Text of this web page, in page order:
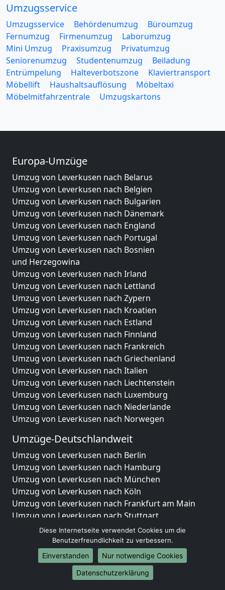
Umzugsservice
Umzugsservice Behördenumzug
Büroumzug
Fernumzug
Firmenumzug
Laborumzug
Mini Umzug
Praxisumzug
Privatumzug
Seniorenumzug
Studentenumzug
Beiladung
Entrümpelung
Halteverbotszone
Klaviertransport
Möbellift
Haushaltsauflösung
Möbeltaxi
Möbelmitfahrzentrale
Umzugskartons
Europa-Umzüge
Umzug von Leverkusen nach Belarus
Umzug von Leverkusen nach Belgien
Umzug von Leverkusen nach Bulgarien
Umzug von Leverkusen nach Dänemark
Umzug von Leverkusen nach England
Umzug von Leverkusen nach Portugal
Umzug von Leverkusen nach Bosnien
und Herzegowina
Umzug von Leverkusen nach Irland
Umzug von Leverkusen nach Lettland
Umzug von Leverkusen nach Zypern
Umzug von Leverkusen nach Kroatien
Umzug von Leverkusen nach Estland
Umzug von Leverkusen nach Finnland
Umzug von Leverkusen nach Frankreich
Umzug von Leverkusen nach Griechenland
Umzug von Leverkusen nach Italien
Umzug von Leverkusen nach Liechtenstein
Umzug von Leverkusen nach Luxemburg
Umzug von Leverkusen nach Niederlande
Umzug von Leverkusen nach Norwegen
Umzüge-Deutschlandweit
Umzug von Leverkusen nach Berlin
Umzug von Leverkusen nach Hamburg
Umzug von Leverkusen nach München
Umzug von Leverkusen nach Köln
Umzug von Leverkusen nach Frankfurt am Main
Umzug von Leverkusen nach Stuttgart
Umzug von Leverkusen nach Düsseldorf
Umzug von Leverkusen nach Leipzig
Umzug von Leverkusen nach Dortmund
Umzug von Leverkusen nach Essen
Umzug von Leverkusen nach Bremen
Diese Internetseite verwendet Cookies um die
Benutzerfreundlichkeit zu verbessern.
Einverstanden
Nur notwendige Cookies
Datenschutzerklärung